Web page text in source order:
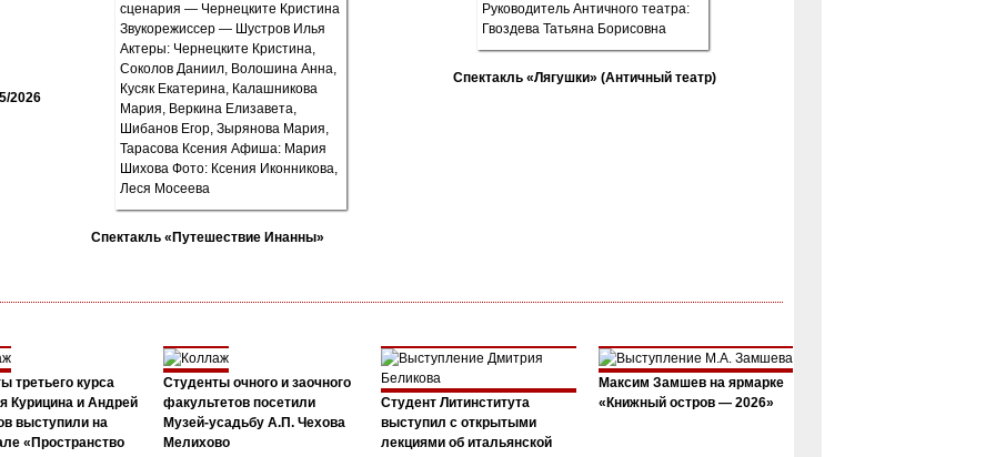
2026
Спектакль «Путешествие Инанны»
Спектакль «Лягушки» (Античный театр)
третьего курса
Курицина и Андрей
выступили на
«Пространство
Студенты очного и заочного
факультетов посетили
Музей-усадьбу А.П. Чехова
Мелихово
Студент Литинститута
выступил с открытыми
лекциями об итальянской
Максим Замшев на ярмарке
«Книжный остров — 2026»